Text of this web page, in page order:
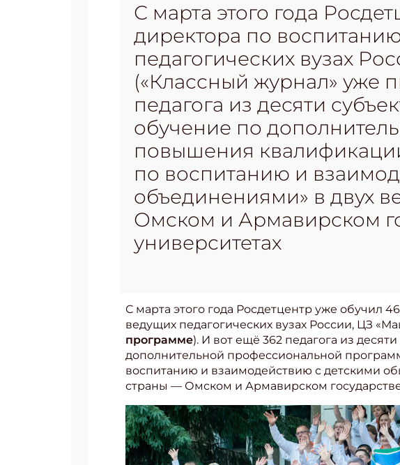
С марта этого года
директора по
педагогических вузах
(«Классный журнал» уже
педагога из десяти
обучение по
повышения
по воспитанию и
объединениями» в двух
Омском и Армавирском
университетах
С марта этого года Росдетцентр уже обучил
ведущих педагогических вузах России, ЦЗ
программе). И вот ещё 362 педагога из
дополнительной профессиональной
воспитанию и взаимодействию с детскими
страны — Омском и Армавирском